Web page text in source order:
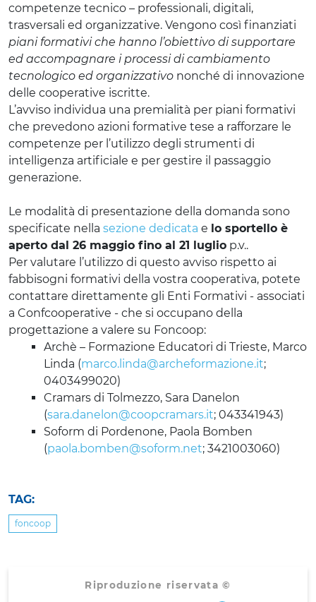
competenze tecnico – professionali, digitali,
trasversali ed organizzative. Vengono così finanziati
piani formativi che hanno l’obiettivo di supportare
ed accompagnare i processi di cambiamento
tecnologico ed organizzativo nonché di innovazione
delle cooperative iscritte.
L’avviso individua una premialità per piani formativi
che prevedono azioni formative tese a rafforzare le
competenze per l’utilizzo degli strumenti di
intelligenza artificiale e per gestire il passaggio
generazione.
Le modalità di presentazione della domanda sono
specificate nella sezione dedicata e lo sportello è
aperto dal 26 maggio fino al 21 luglio p.v..
Per valutare l’utilizzo di questo avviso rispetto ai
fabbisogni formativi della vostra cooperativa, potete
contattare direttamente gli Enti Formativi - associati
a Confcooperative - che si occupano della
progettazione a valere su Foncoop:
Archè – Formazione Educatori di Trieste, Marco
Linda (marco.linda@archeformazione.it;
0403499020)
Cramars di Tolmezzo, Sara Danelon
(sara.danelon@coopcramars.it; 043341943)
Soform di Pordenone, Paola Bomben
(paola.bomben@soform.net; 3421003060)
TAG:
foncoop
Riproduzione riservata ©